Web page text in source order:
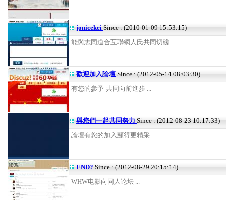
jonicekei Since : (2010-01-09 15:53:15)
能與志同道合互聯網人氏共同切磋 ...
歡迎加入論壇 Since : (2012-05-14 08:03:30)
有您的參予-共同向前進步 ...
與您們一起共同努力 Since : (2012-08-23 10:17:33)
論壇有您的加入顯得更精采 ...
END? Since : (2012-08-29 20:15:14)
WHW电影向同人论坛 ...